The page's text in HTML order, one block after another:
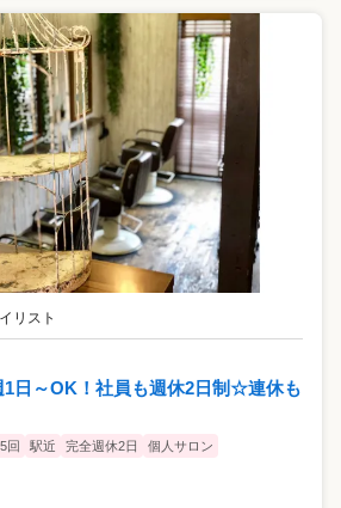
リスト
日～OK！社員も週休2日制☆連休も
回 駅近 完全週休2日 個人サロン